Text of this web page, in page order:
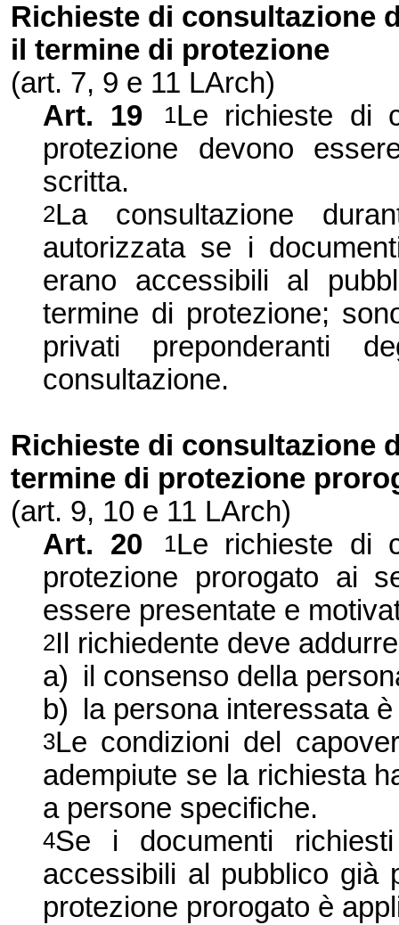
Richieste di consultazione
il termine di protezione
(art. 7, 9 e 11 LArch)
Art. 19
1Le richieste di
protezione devono
scritta.
2La consultazione
autorizzata se i
erano accessibili al
termine di protezione;
privati preponderanti
consultazione.
Richieste di consultazione
termine di protezione
(art. 9, 10 e 11 LArch)
Art. 20
1Le richieste di
protezione prorogato ai
essere presentate e
2Il richiedente deve
a) il consenso della
b)
la persona interessata
3Le condizioni del
adempiute se la richiesta
a persone specifiche.
4Se i documenti
accessibili al pubblico già
protezione prorogato è